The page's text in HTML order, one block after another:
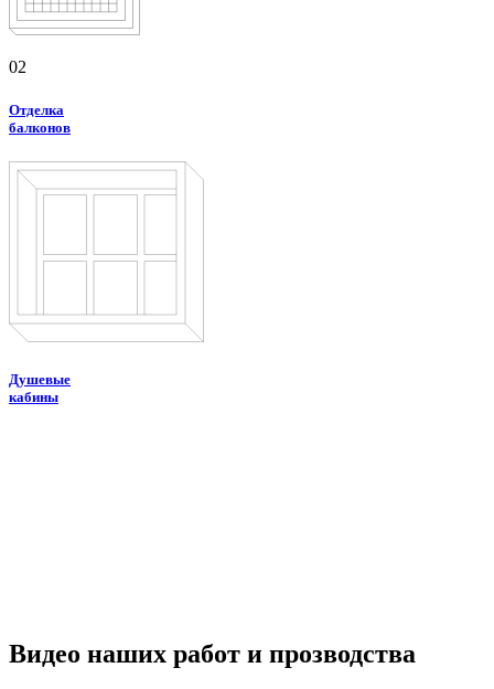
02
Отделка
балконов
Душевые
кабины
Видео наших работ и прозводства